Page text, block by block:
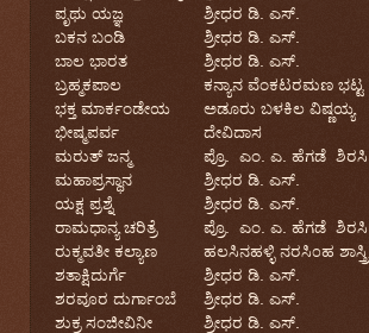
ಪೃಥು ಯಜ್ಞ
ಶ್ರೀಧರ ಡಿ. ಎಸ್.
ಬಕನ ಬಂಡಿ
ಶ್ರೀಧರ ಡಿ. ಎಸ್.
ಬಾಲ ಭಾರತ
ಶ್ರೀಧರ ಡಿ. ಎಸ್.
ಬ್ರಹ್ಮಕಪಾಲ
ಕನ್ಯಾನ ವೆಂಕಟರಮಣ ಭಟ್ಟ
ಭಕ್ತ ಮಾರ್ಕಂಡೇಯ
ಅಡೂರು ಬಳಕಿಲ ವಿಷ್ಣಯ್ಯ
ಭೀಷ್ಮಪರ್ವ
ದೇವಿದಾಸ
ಮರುತ್ ಜನ್ಮ
ಪ್ರೊ. ಎಂ. ಎ. ಹೆಗಡೆ ಶಿರಸಿ
ಮಹಾಪ್ರಸ್ಥಾನ
ಶ್ರೀಧರ ಡಿ. ಎಸ್.
ಯಕ್ಷ ಪ್ರಶ್ನೆ
ಶ್ರೀಧರ ಡಿ. ಎಸ್.
ರಾಮಧಾನ್ಯ ಚರಿತ್ರೆ
ಪ್ರೊ. ಎಂ. ಎ. ಹೆಗಡೆ ಶಿರಸಿ
ರುಕ್ಮವತೀ ಕಲ್ಯಾಣ
ಹಲಸಿನಹಳ್ಳಿ ನರಸಿ೦ಹ ಶಾಸ್ತ್ರಿ
ಶತಾಕ್ಷಿದುರ್ಗೆ
ಶ್ರೀಧರ ಡಿ. ಎಸ್.
ಶರವೂರ ದುರ್ಗಾಂಬೆ
ಶ್ರೀಧರ ಡಿ. ಎಸ್.
ಶುಕ್ರ ಸಂಜೀವಿನೀ
ಶ್ರೀಧರ ಡಿ. ಎಸ್.